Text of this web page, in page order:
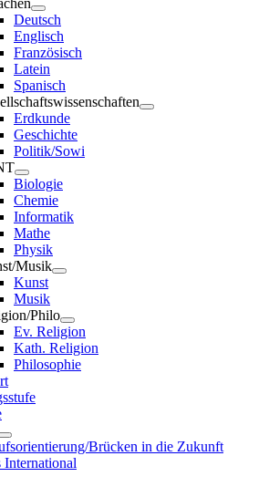
Deutsch
Englisch
Französisch
Latein
Spanisch
Erdkunde
Geschichte
Politik/Sowi
Biologie
Chemie
Informatik
Mathe
Physik
Musik
Kunst
Musik
Philo
Ev. Religion
Kath. Religion
Philosophie
Brücken in die Zukunft